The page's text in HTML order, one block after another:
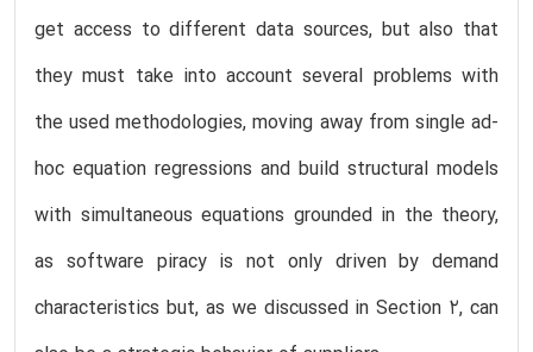
get access to different data sources, but also that
they must take into account several problems with
the used methodologies, moving away from single ad-
hoc equation regressions and build structural models
with simultaneous equations grounded in the theory,
as software piracy is not only driven by demand
characteristics but, as we discussed in Section 2, can